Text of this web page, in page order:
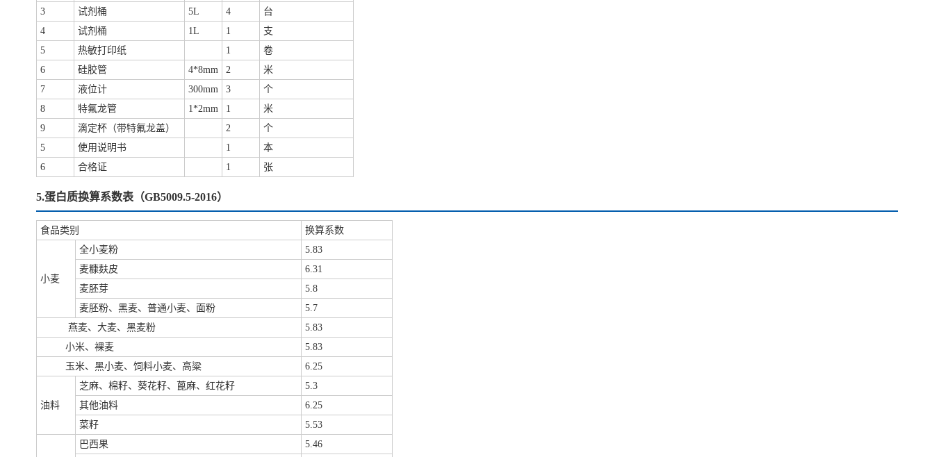
3
试剂桶 5L 4
台
4
试剂桶 1L 1
支
5
热敏打印纸 1
卷
6
硅胶管 4*8mm 2
米
7
液位计 300mm 3
个
8
特氟龙管 1*2mm 1
米
9
滴定杯（带特氟龙盖） 2
个
5
使用说明书 1
本
6
合格证 1 张
5.蛋白质换算系数表（GB5009.5-2016）
食品类别 换算系数
小麦
全小麦粉
5.83
麦糠麸皮
6.31
麦胚芽
5.8
麦胚粉、黑麦、普通小麦、面粉
5.7
燕麦、大麦、黑麦粉
5.83
小米、裸麦
5.83
玉米、黑小麦、饲料小麦、高粱
6.25
油料
芝麻、棉籽、葵花籽、蓖麻、红花籽
5.3
其他油料
6.25
菜籽
5.53
巴西果
5.46